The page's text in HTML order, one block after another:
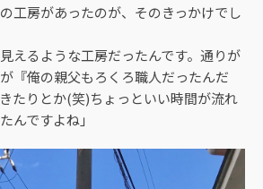
工房があったのが、そのきっかけでし
えるような工房だったんです。通りが
『俺の親父もろくろ職人だったんだ
たりとか(笑)ちょっといい時間が流れ
んですよね」